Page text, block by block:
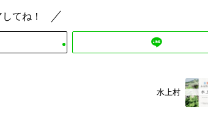
てね！
水上村